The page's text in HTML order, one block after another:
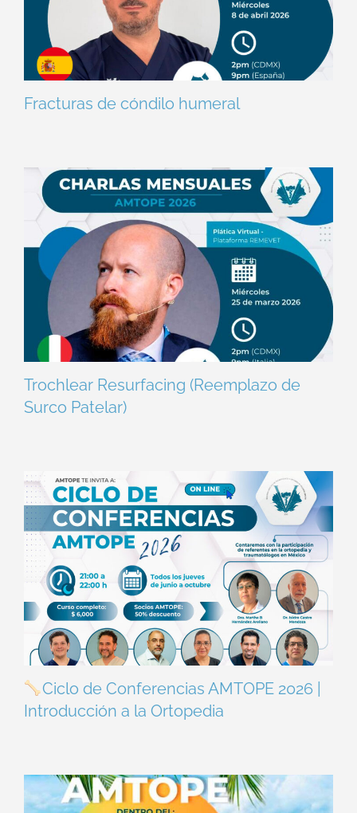
Fracturas de cóndilo humeral
Trochlear Resurfacing (Reemplazo de
Surco Patelar)
Ciclo de Conferencias AMTOPE 2026 |
Introducción a la Ortopedia